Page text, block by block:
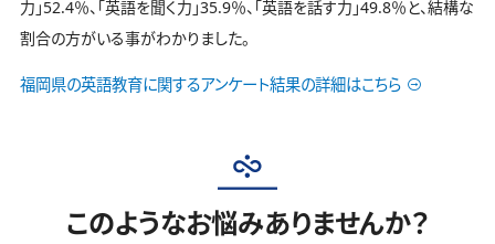
力」52.4％、「英語を聞く力」35.9％、「英語を話す力」49.8％と、結構な
割合の方がいる事がわかりました。
福岡県の英語教育に関するアンケート結果の詳細はこちら
このようなお悩みありませんか？